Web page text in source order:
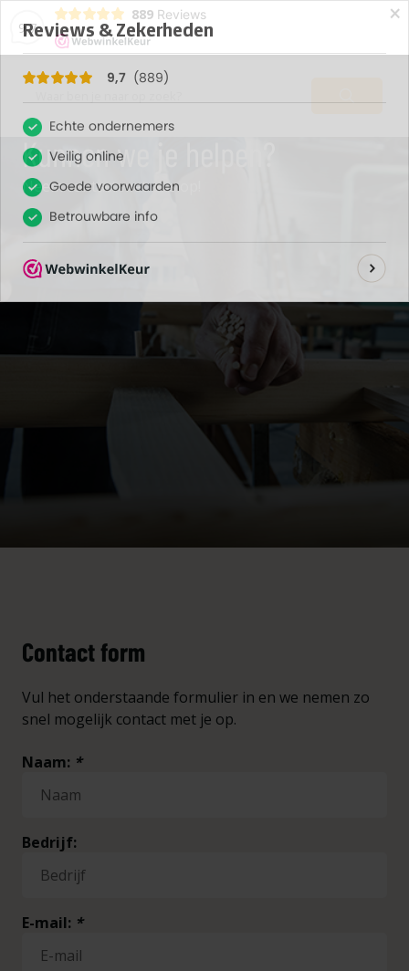
9,7
889 Reviews ×
Kunnen we je helpen?
Neem contact met ons op!
Contact form
Vul het onderstaande formulier in en we nemen zo
snel mogelijk contact met je op.
Naam: *
Bedrijf:
E-mail: *